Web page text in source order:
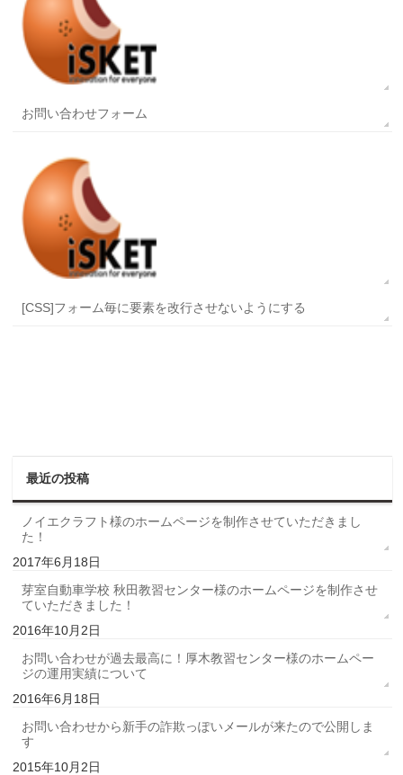
お問い合わせフォーム
[CSS]フォーム毎に要素を改行させないようにする
最近の投稿
ノイエクラフト様のホームページを制作させていただきまし
た！
2017年6月18日
芽室自動車学校 秋田教習センター様のホームページを制作させ
ていただきました！
2016年10月2日
お問い合わせが過去最高に！厚木教習センター様のホームペー
ジの運用実績について
2016年6月18日
お問い合わせから新手の詐欺っぽいメールが来たので公開しま
す
2015年10月2日